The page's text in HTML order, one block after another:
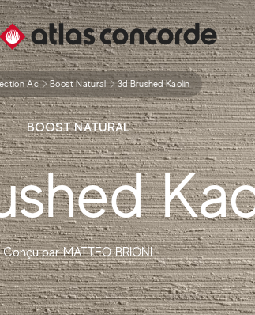
Ac Boost Natural 3d Brushed Kaolin
BOOST NATURAL
Conçu par MATTEO BRIONI